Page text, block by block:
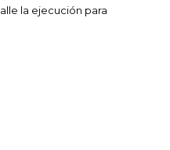
la ejecución para